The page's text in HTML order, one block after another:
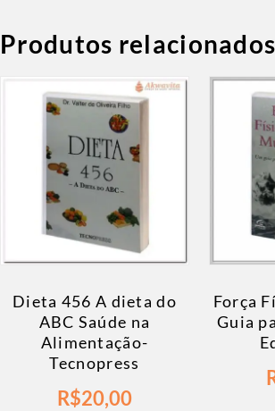
Produtos relacionados
Dieta 456 A dieta do
ABC Saúde na
Alimentação-
Tecnopress
R$20,00
Força
Guia